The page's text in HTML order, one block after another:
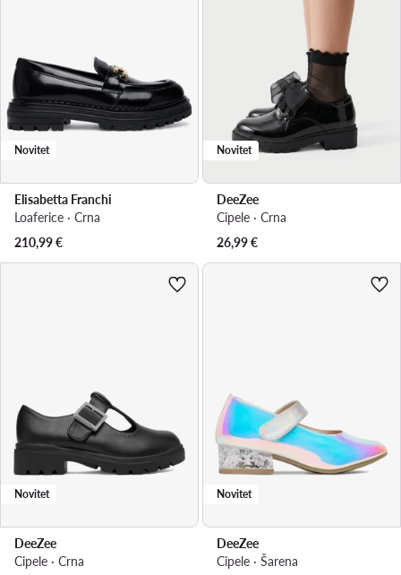
Novitet
Elisabetta Franchi
Loaferice · Crna
210,99€
Novitet
DeeZee
Cipele · Crna
26,99€
Novitet
DeeZee
Cipele · Crna
Novitet
DeeZee
Cipele · Šarena